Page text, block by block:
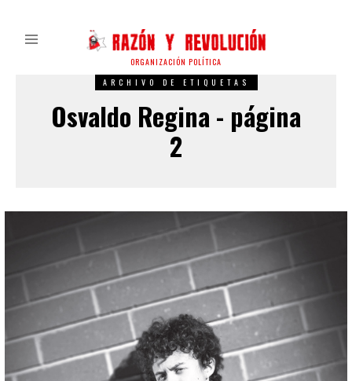
ORGANIZACIÓN POLÍTICA
ARCHIVO DE ETIQUETAS
Osvaldo Regina - página
2